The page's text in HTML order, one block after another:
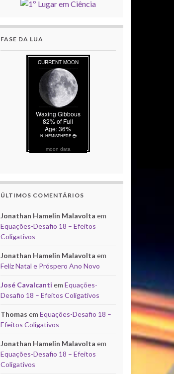
FASE DA LUA
moon data
ÚLTIMOS COMENTÁRIOS
Jonathan Hamelin Malavolta em
Equações-Desafio 18 – Efeitos
Coligativos
Jonathan Hamelin Malavolta em
Feliz Natal e Próspero Ano Novo
José Cavalcanti em Equações-
Desafio 18 – Efeitos Coligativos
Thomas em Equações-Desafio 18 –
Efeitos Coligativos
Jonathan Hamelin Malavolta em
Equações-Desafio 18 – Efeitos
Coligativos